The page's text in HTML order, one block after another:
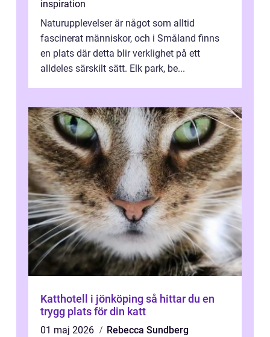
inspiration
Naturupplevelser är något som alltid
fascinerat människor, och i Småland finns
en plats där detta blir verklighet på ett
alldeles särskilt sätt. Elk park, be...
Katthotell i jönköping så hittar du en
trygg plats för din katt
01 maj 2026
Rebecca Sundberg